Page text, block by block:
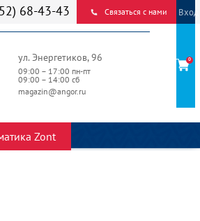
68-43-43 Связаться с нами
ул. Энергетиков, 96
09:00 – 17:00 пн-пт
09:00 – 14:00 сб
magazin@angor.ru
Zont
Вход
0